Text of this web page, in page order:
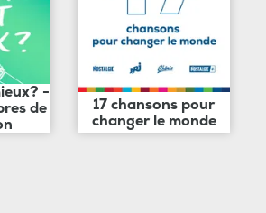
-
de
17 chansons pour
changer le monde